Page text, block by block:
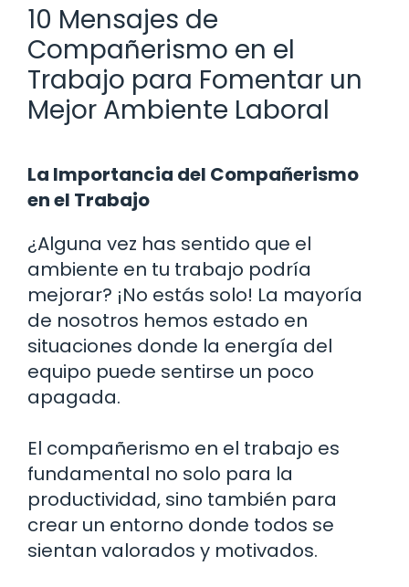
10 Mensajes de
Compañerismo en el
Trabajo para Fomentar un
Mejor Ambiente Laboral
La Importancia del Compañerismo
en el Trabajo
¿Alguna vez has sentido que el
ambiente en tu trabajo podría
mejorar? ¡No estás solo! La mayoría
de nosotros hemos estado en
situaciones donde la energía del
equipo puede sentirse un poco
apagada.
El compañerismo en el trabajo es
fundamental no solo para la
productividad, sino también para
crear un entorno donde todos se
sientan valorados y motivados.